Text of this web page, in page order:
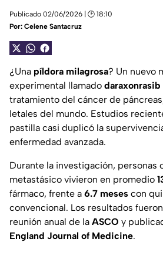
Publicado 02/06/2026 | 🕑 18:10
Por: Celene Santacruz
¿Una píldora milagrosa? Un nuevo
experimental llamado daraxonrasib
tratamiento del cáncer de
letales del mundo. Estudios
pastilla casi duplicó la
enfermedad avanzada.
Durante la investigación, personas
metastásico vivieron en promedio
fármaco, frente a 6.7 meses con
convencional. Los resultados
reunión anual de la ASCO y
England Journal of Medicine.